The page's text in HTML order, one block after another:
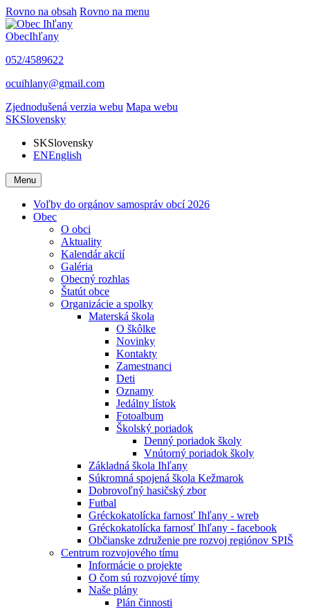
Rovno na obsah Rovno na menu
ObecIhľany
052/4589622
ocuihlany@gmail.com
Zjednodušená verzia webu Mapa webu
SKSlovensky
SKSlovensky
ENEnglish
Menu
Voľby do orgánov samospráv obcí 2026
Obec
O obci
Aktuality
Kalendár akcií
Galéria
Obecný rozhlas
Štatút obce
Organizácie a spolky
Materská škola
O škôlke
Novinky
Kontakty
Zamestnanci
Deti
Oznamy
Jedálny lístok
Fotoalbum
Školský poriadok
Denný poriadok školy
Vnútorný poriadok školy
Základná škola Ihľany
Súkromná spojená škola Kežmarok
Dobrovoľný hasičský zbor
Futbal
Gréckokatolícka farnosť Ihľany - wreb
Gréckokatolícka farnosť Ihľany - facebook
Občianske združenie pre rozvoj regiónov SPIŠ
Centrum rozvojového tímu
Informácie o projekte
O čom sú rozvojové tímy
Naše plány
Plán činnosti